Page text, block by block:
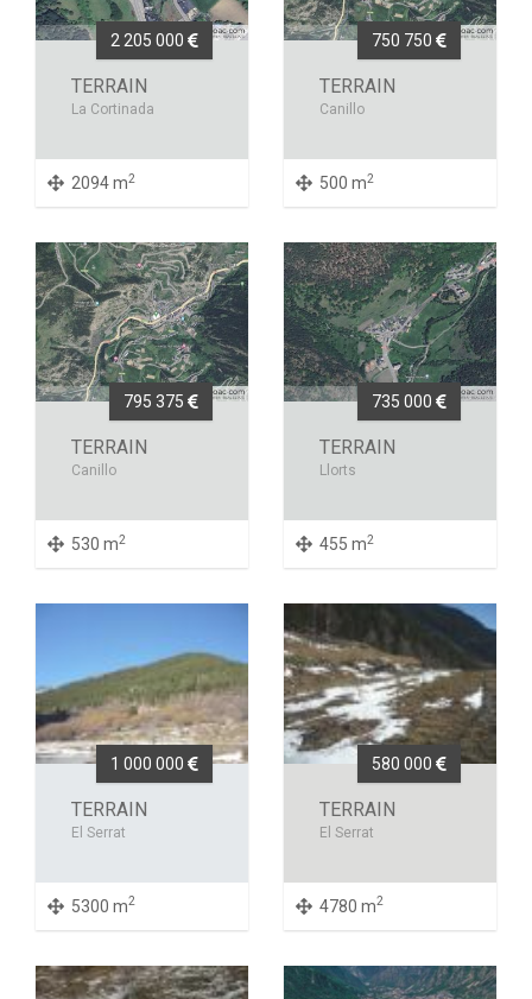
2 205 000
TERRAIN
La Cortinada
2094 m2
750 750
TERRAIN
Canillo
500 m2
795 375
TERRAIN
Canillo
530 m2
735 000
TERRAIN
Llorts
455 m2
1 000 000
TERRAIN
El Serrat
5300 m2
580 000
TERRAIN
El Serrat
4780 m2